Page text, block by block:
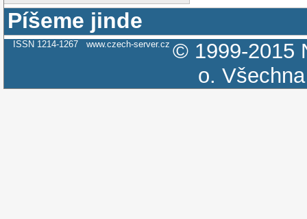
Píšeme jinde
ISSN 1214-1267 www.czech-server.cz © 1999-2015
o.